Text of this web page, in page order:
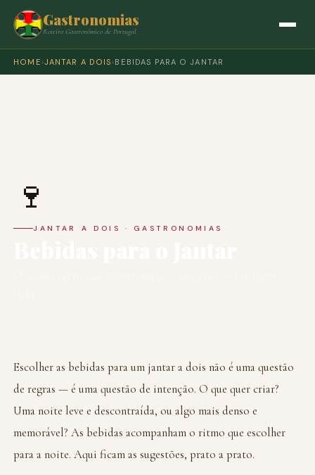
Gastronomias
Roteiro Gastronómico de Portugal
HOME ›JANTAR A DOIS › BEBIDAS PARA O JANTAR
🍷
JANTAR A DOIS · GASTRONOMIAS
Escolher as bebidas para um jantar a dois não é uma questão
de regras — é uma questão de intenção. O que quer criar?
Uma noite leve e descontraída, ou algo mais denso e
memorável? As bebidas acompanham o ritmo que escolher
para a noite. Aqui ficam as sugestões, prato a prato.